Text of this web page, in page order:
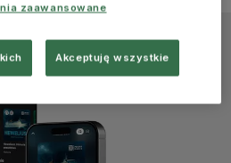
zaawansowane
Akceptuję wszystkie